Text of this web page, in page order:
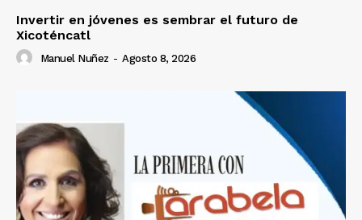
Invertir en jóvenes es sembrar el futuro de
Xicoténcatl
Manuel Nuñez - Agosto 8, 2026